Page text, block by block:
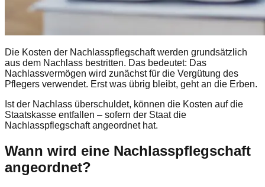
Die Kosten der Nachlasspflegschaft werden grundsätzlich
aus dem Nachlass bestritten. Das bedeutet: Das
Nachlassvermögen wird zunächst für die Vergütung des
Pflegers verwendet. Erst was übrig bleibt, geht an die Erben.
Ist der Nachlass überschuldet, können die Kosten auf die
Staatskasse entfallen – sofern der Staat die
Nachlasspflegschaft angeordnet hat.
Wann wird eine Nachlasspflegschaft
angeordnet?